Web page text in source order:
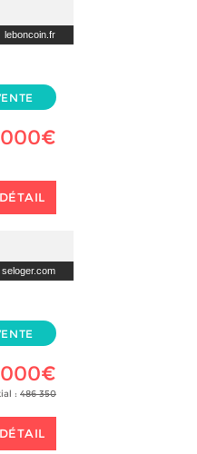
leboncoin.fr
DÉTAIL
seloger.com
: 486 350
DÉTAIL